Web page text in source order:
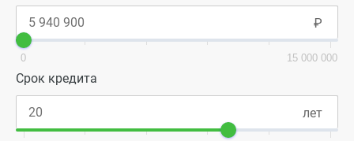
0 15 000 000
Срок кредита